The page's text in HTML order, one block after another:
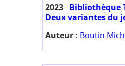
2023 Bibliothèque
Deux variantes du
Auteur : Boutin